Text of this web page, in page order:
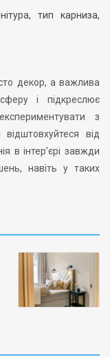
тип карниза,
декор, а важлива
і підкреслює
з
від
в інтер’єрі завжди
навіть у таких